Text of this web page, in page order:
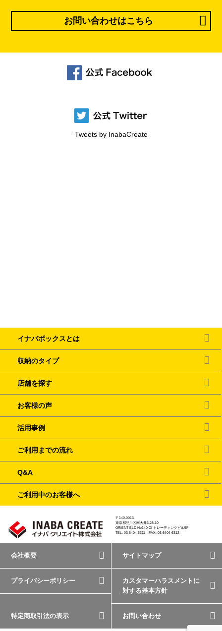
お問い合わせはこちら
Tweets by InabaCreate
イナバボックスとは
収納のタイプ
店舗を探す
お客様の声
活用事例
ご利用までの流れ
Q&A
ご利用中のお客様へ
〒140-0013
東京都品川区南大井3-28-10
ORIENT BLD No140 OI トレーディングビル5F
TEL: 03-6404-6311 FAX: 03-6404-6312
会社概要 サイトマップ
プライバシーポリシー
カスタマーハラスメントに
対する基本方針
特定商取引法の表示 お問い合わせ